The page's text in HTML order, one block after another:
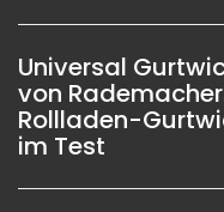
Universal
von
Rollladen-
im Test